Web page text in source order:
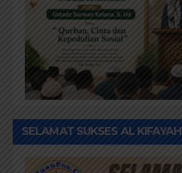
SELAMAT SUKSES AL KIFAYAH